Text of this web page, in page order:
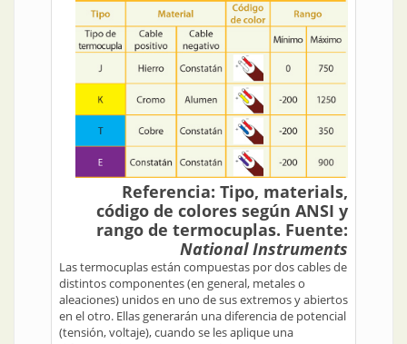
Referencia: Tipo, materials,
código de colores según ANSI y
rango de termocuplas. Fuente:
National Instruments
Las termocuplas están compuestas por dos cables de
distintos componentes (en general, metales o
aleaciones) unidos en uno de sus extremos y abiertos
en el otro. Ellas generarán una diferencia de potencial
(tensión, voltaje), cuando se les aplique una